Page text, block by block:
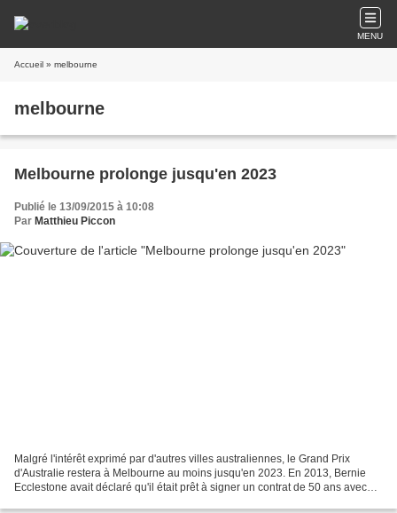
MENU
Accueil » melbourne
melbourne
Melbourne prolonge jusqu'en 2023
Publié le 13/09/2015 à 10:08
Par Matthieu Piccon
Malgré l'intérêt exprimé par d'autres villes australiennes, le Grand Prix
d'Australie restera à Melbourne au moins jusqu'en 2023. En 2013, Bernie
Ecclestone avait déclaré qu'il était prêt à signer un contrat de 50 ans avec